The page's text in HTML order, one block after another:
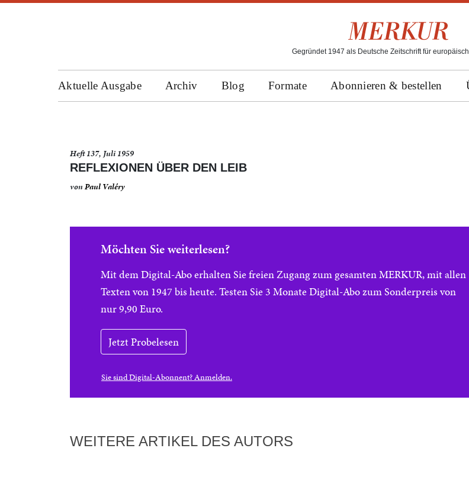
Gegründet 1947 als Deutsche Zeitschrift für
Aktuelle Ausgabe Archiv Blog Formate Abonnieren & bestellen
Heft 137, Juli 1959
REFLEXIONEN ÜBER DEN LEIB
vonPaul Valéry
Möchten Sie weiterlesen?
Mit dem Digital-Abo erhalten Sie freien Zugang zum gesamten MERKUR, mit allen
Texten von 1947 bis heute. Testen Sie 3 Monate Digital-Abo zum Sonderpreis von
nur 9,90 Euro.
Jetzt Probelesen
Sie sind Digital-Abonnent? Anmelden.
WEITERE ARTIKEL DES AUTORS